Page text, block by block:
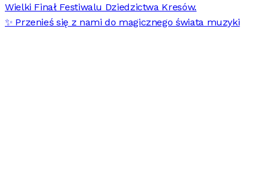
✨ Przenieś się z nami do magicznego świata muzyki